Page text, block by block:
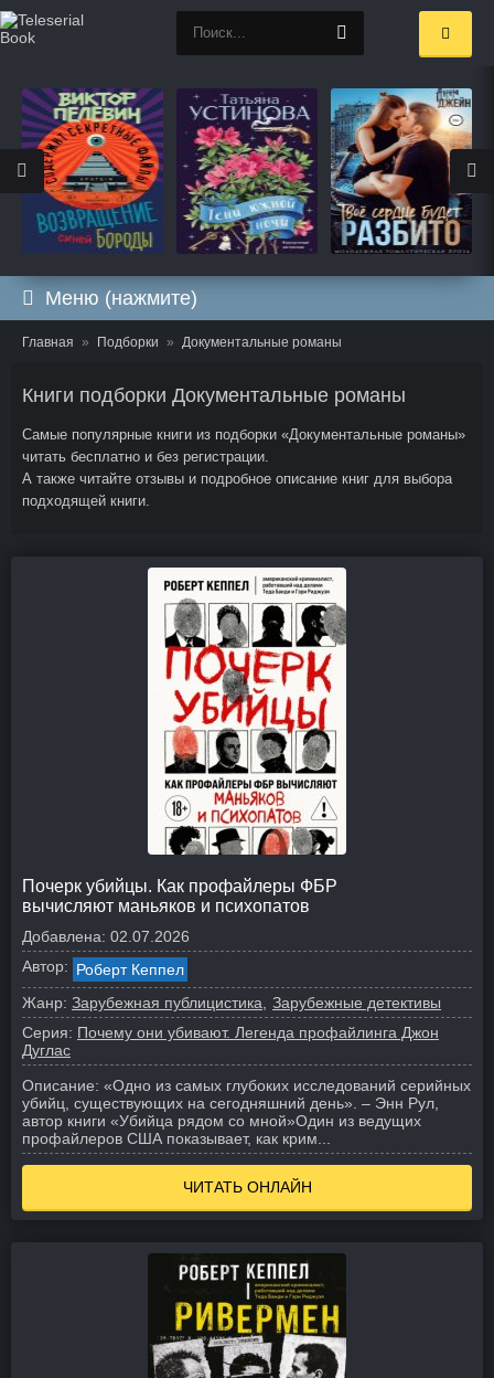
Меню (нажмите)
Главная Подборки Документальные романы
Книги подборки Документальные романы
Самые популярные книги из подборки «Документальные романы»
читать бесплатно и без регистрации.
А также читайте отзывы и подробное описание книг для выбора
подходящей книги.
Почерк убийцы. Как профайлеры ФБР
вычисляют маньяков и психопатов
Добавлена: 02.07.2026
Автор: Роберт Кеппел
Жанр: Зарубежная публицистика
Зарубежные детективы
Серия: Почему они убивают. Легенда профайлинга Джон
Дуглас
Описание: «Одно из самых глубоких исследований серийных
убийц, существующих на сегодняшний день». – Энн Рул,
автор книги «Убийца рядом со мной»Один из ведущих
профайлеров США показывает, как крим...
ЧИТАТЬ ОНЛАЙН